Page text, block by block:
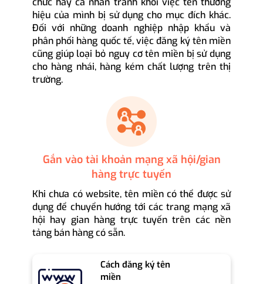
hiệu của mình bị sử dụng cho mục đích khác.
Đối với những doanh nghiệp nhập khẩu và
phân phối hàng quốc tế, việc đăng ký tên miền
cũng giúp loại bỏ nguy cơ tên miền bị sử dụng
cho hàng nhái, hàng kém chất lượng trên thị
trường.
Gắn vào tài khoản mạng xã hội/gian
hàng trực tuyến
Khi chưa có website, tên miền có thể được sử
dụng để chuyển hướng tới các trang mạng xã
hội hay gian hàng trực tuyến trên các nền
tảng bán hàng có sẵn.
Cách đăng ký tên
miền